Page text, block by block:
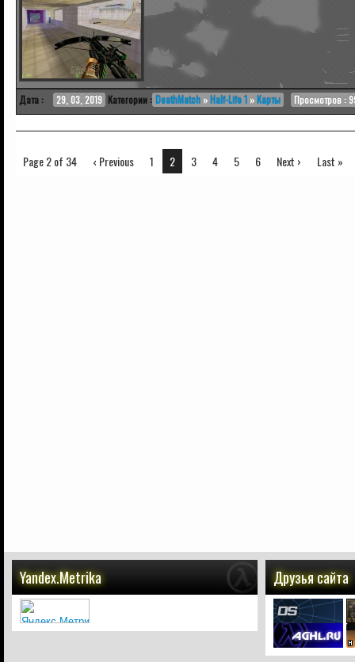
Дата : 29, 03, 2019 Категории : DeathMatch »Half-Life 1 »Карты Просмотров :
Page 2 of 34 ‹ Previous 1 2 3 4 5 6 Next › Last »
Yandex.Metrika Друзья сайта